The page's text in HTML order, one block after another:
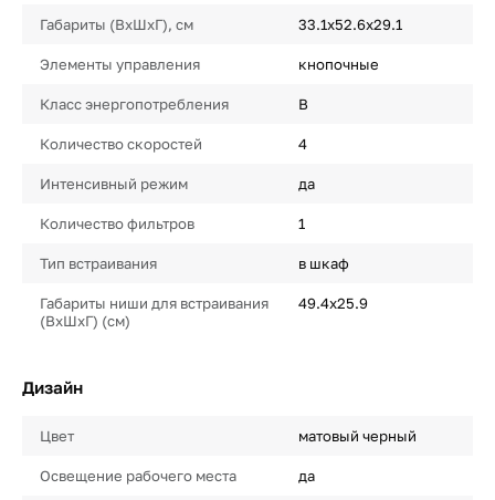
Габариты (ВхШхГ), см 33.1х52.6х29.1
Элементы управления кнопочные
Класс энергопотребления B
Количество скоростей 4
Интенсивный режим да
Количество фильтров 1
Тип встраивания в шкаф
Габариты ниши для встраивания
(ВхШхГ) (см)
49.4х25.9
Дизайн
Цвет матовый черный
Освещение рабочего места да